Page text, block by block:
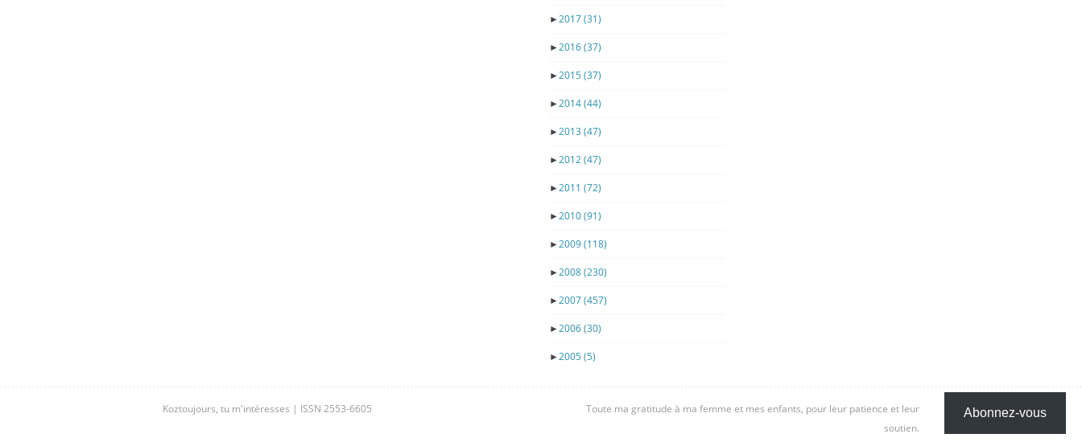
►2017(31)
►2016(37)
►2015(37)
►2014(44)
►2013 (47)
►2012(47)
►2011 (72)
►2010(91)
►2009(118)
►2008(230)
►2007(457)
►2006(30)
►2005(5)
Koztoujours, tu m'intéresses | ISSN 2553-6605
Toute ma gratitude à ma femme et mes enfants, pour leur patience et leur
soutien.
Abonnez-vous